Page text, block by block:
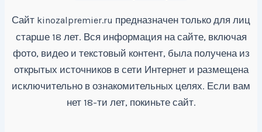
Сайт kinozalpremier.ru предназначен только для лиц
старше 18 лет. Вся информация на сайте, включая
фото, видео и текстовый контент, была получена из
открытых источников в сети Интернет и размещена
исключительно в ознакомительных целях. Если вам
нет 18-ти лет, покиньте сайт.